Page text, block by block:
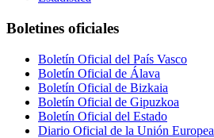
Boletines oficiales
Boletín Oficial del País Vasco
Boletín Oficial de Álava
Boletín Oficial de Bizkaia
Boletín Oficial de Gipuzkoa
Boletín Oficial del Estado
Diario Oficial de la Unión Europea